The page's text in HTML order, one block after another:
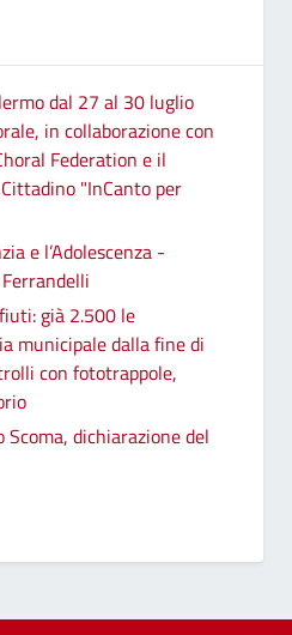
dal 27 al 30 luglio
in collaborazione con
Federation e il
"InCanto per
e l’Adolescenza -
già 2.500 le
municipale dalla fine di
con fototrappole,
Scoma, dichiarazione del